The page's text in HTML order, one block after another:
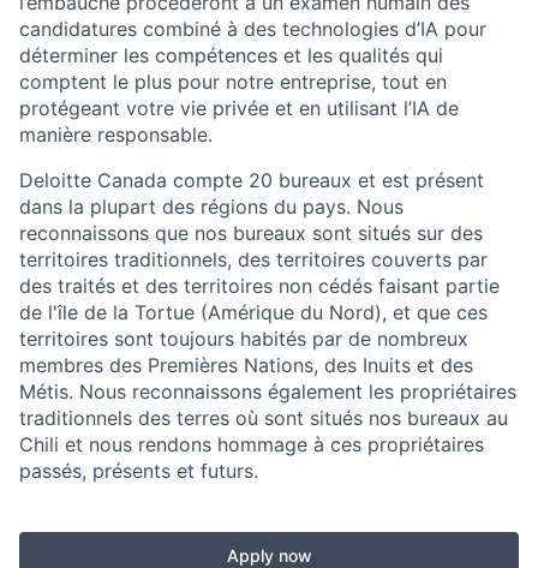
candidatures combiné à des technologies d’IA pour
déterminer les compétences et les qualités qui
comptent le plus pour notre entreprise, tout en
protégeant votre vie privée et en utilisant l’IA de
manière responsable.
Deloitte Canada compte 20 bureaux et est présent
dans la plupart des régions du pays. Nous
reconnaissons que nos bureaux sont situés sur des
territoires traditionnels, des territoires couverts par
des traités et des territoires non cédés faisant partie
de l'île de la Tortue (Amérique du Nord), et que ces
territoires sont toujours habités par de nombreux
membres des Premières Nations, des Inuits et des
Métis. Nous reconnaissons également les propriétaires
traditionnels des terres où sont situés nos bureaux au
Chili et nous rendons hommage à ces propriétaires
passés, présents et futurs.
Apply now